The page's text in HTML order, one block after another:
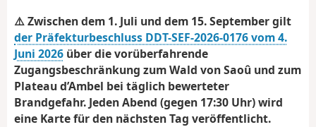
⚠️ Zwischen dem 1. Juli und dem 15. September gilt
der Präfekturbeschluss DDT-SEF-2026-0176 vom 4.
Juni 2026 über die vorüberfahrende
Zugangsbeschränkung zum Wald von Saoû und zum
Plateau d’Ambel bei täglich bewerteter
Brandgefahr. Jeden Abend (gegen 17:30 Uhr) wird
eine Karte für den nächsten Tag veröffentlicht.